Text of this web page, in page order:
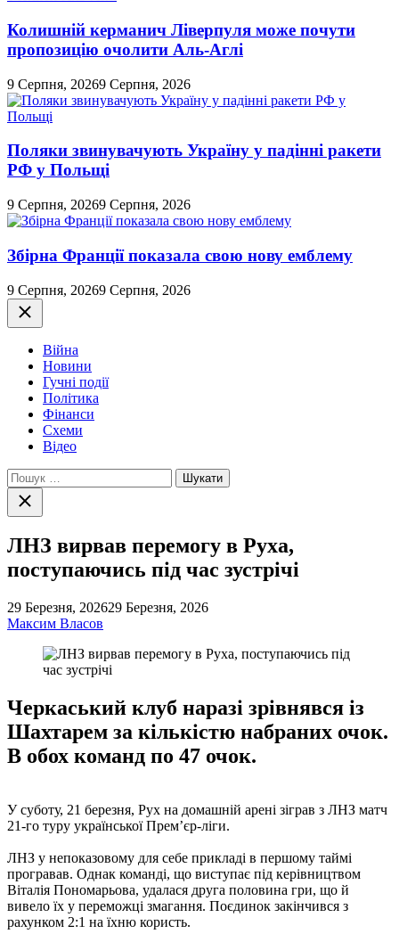
Колишній керманич Ліверпуля може почути
пропозицію очолити Аль-Аглі
9 Серпня, 20269 Серпня, 2026
Поляки звинувачують Україну у падінні ракети
РФ у Польщі
9 Серпня, 20269 Серпня, 2026
Збірна Франції показала свою нову емблему
9 Серпня, 20269 Серпня, 2026
Закрити
Війна
Новини
Гучні події
Політика
Фінанси
Схеми
Відео
Пошук:
Закрити
пошук
ЛНЗ вирвав перемогу в Руха,
поступаючись під час зустрічі
29 Березня, 202629 Березня, 2026
Максим Власов
Черкаський клуб наразі зрівнявся із
Шахтарем за кількістю набраних очок.
В обох команд по 47 очок.
У суботу, 21 березня, Рух на домашній арені зіграв з ЛНЗ матч
21-го туру української Прем’єр-ліги.
ЛНЗ у непоказовому для себе прикладі в першому таймі
програвав. Однак команді, що виступає під керівництвом
Віталія Пономарьова, удалася друга половина гри, що й
вивело їх у переможці змагання. Поєдинок закінчився з
рахунком 2:1 на їхню користь.